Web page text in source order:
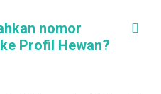
nomor
Profil Hewan?